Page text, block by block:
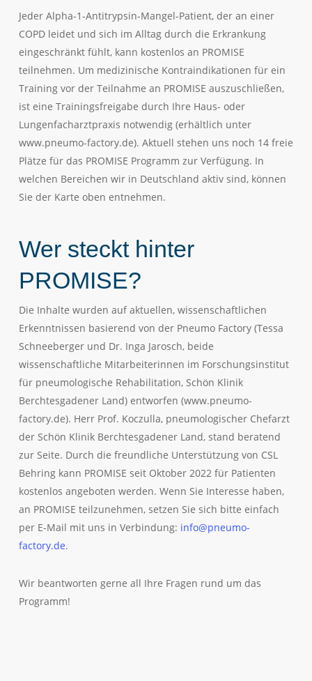
Jeder Alpha-1-Antitrypsin-Mangel-Patient, der an einer
COPD leidet und sich im Alltag durch die Erkrankung
eingeschränkt fühlt, kann kostenlos an PROMISE
teilnehmen. Um medizinische Kontraindikationen für ein
Training vor der Teilnahme an PROMISE auszuschließen,
ist eine Trainingsfreigabe durch Ihre Haus- oder
Lungenfacharztpraxis notwendig (erhältlich unter
www.pneumo-factory.de). Aktuell stehen uns noch 14 freie
Plätze für das PROMISE Programm zur Verfügung. In
welchen Bereichen wir in Deutschland aktiv sind, können
Sie der Karte oben entnehmen.
Wer steckt hinter
PROMISE?
Die Inhalte wurden auf aktuellen, wissenschaftlichen
Erkenntnissen basierend von der Pneumo Factory (Tessa
Schneeberger und Dr. Inga Jarosch, beide
wissenschaftliche Mitarbeiterinnen im Forschungsinstitut
für pneumologische Rehabilitation, Schön Klinik
Berchtesgadener Land) entworfen (www.pneumo-
factory.de). Herr Prof. Koczulla, pneumologischer Chefarzt
der Schön Klinik Berchtesgadener Land, stand beratend
zur Seite. Durch die freundliche Unterstützung von CSL
Behring kann PROMISE seit Oktober 2022 für Patienten
kostenlos angeboten werden. Wenn Sie Interesse haben,
an PROMISE teilzunehmen, setzen Sie sich bitte einfach
per E-Mail mit uns in Verbindung: info@pneumo-
factory.de.
Wir beantworten gerne all Ihre Fragen rund um das
Programm!